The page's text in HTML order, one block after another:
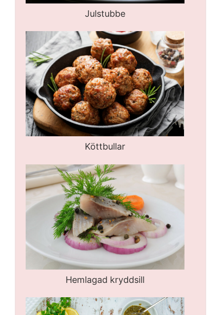
Julstubbe
Köttbullar
Hemlagad kryddsill